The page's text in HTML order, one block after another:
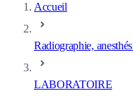
Accueil
Radiographie,
LABORATOIRE